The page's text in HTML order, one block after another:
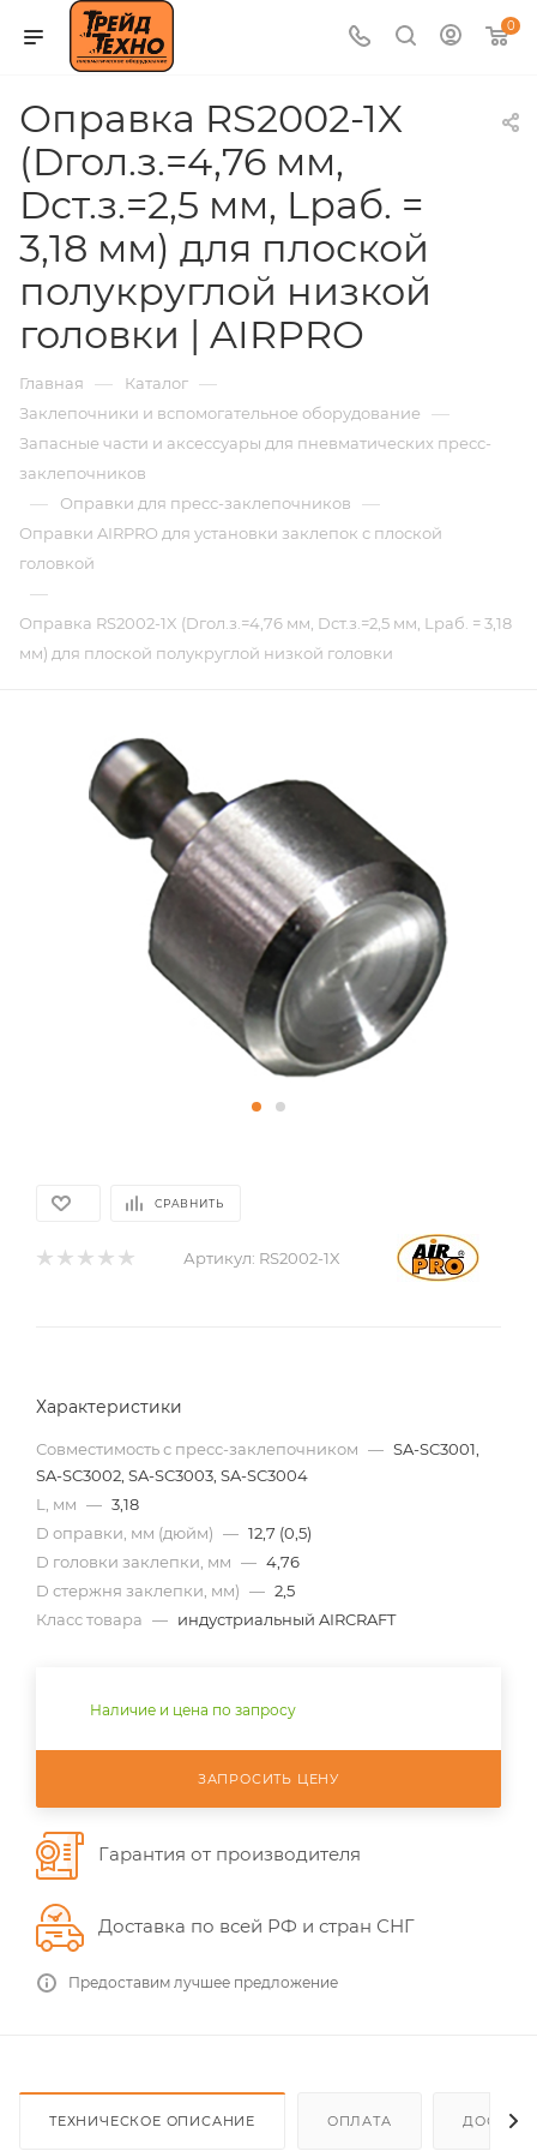
0
Оправка RS2002-1X
(Dгол.з.=4,76 мм,
Dст.з.=2,5 мм, Lраб. =
3,18 мм) для плоской
полукруглой низкой
головки | AIRPRO
Главная — Каталог —
Заклепочники и вспомогательное оборудование —
Запасные части и аксессуары для пневматических пресс-
заклепочников
— Оправки для пресс-заклепочников —
Оправки AIRPRO для установки заклепок с плоской
головкой
—
Оправка RS2002-1X (Dгол.з.=4,76 мм, Dст.з.=2,5 мм, Lраб. = 3,18
мм) для плоской полукруглой низкой головки
СРАВНИТЬ
Артикул: RS2002-1X
Характеристики
Совместимость с пресс-заклепочником — SA-SC3001,
SA-SC3002, SA-SC3003, SA-SC3004
L, мм — 3,18
D оправки, мм (дюйм) — 12,7 (0,5)
D головки заклепки, мм — 4,76
D стержня заклепки, мм) — 2,5
Класс товара — индустриальный AIRCRAFT
Наличие и цена по запросу
ЗАПРОСИТЬ ЦЕНУ
Гарантия от производителя
Доставка по всей РФ и стран СНГ
Предоставим лучшее предложение
ТЕХНИЧЕСКОЕ ОПИСАНИЕ ОПЛАТА